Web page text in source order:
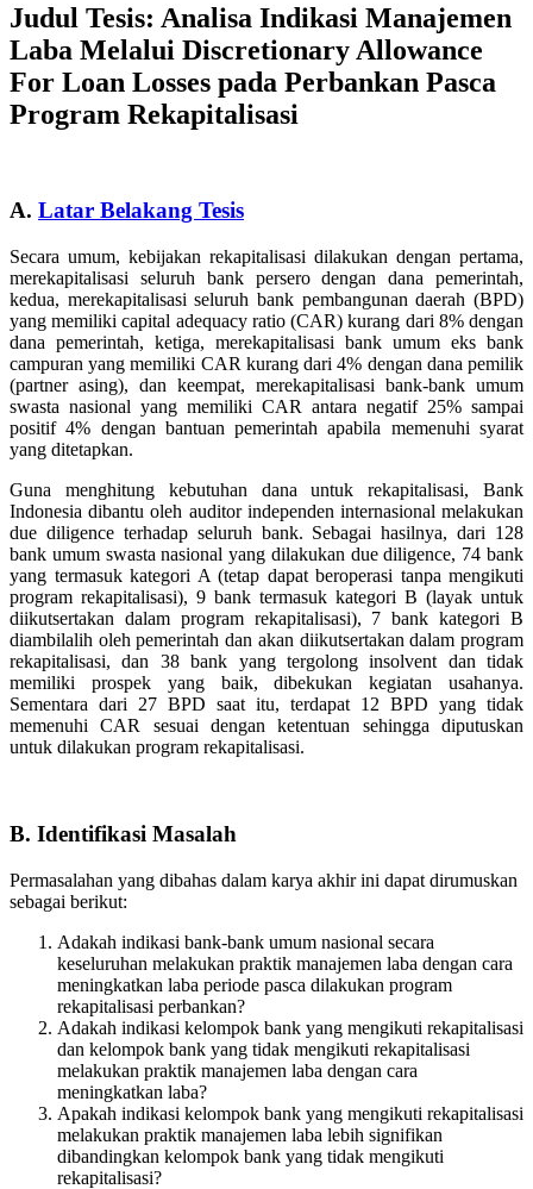
Judul Tesis: Analisa Indikasi Manajemen
Laba Melalui Discretionary Allowance
For Loan Losses pada Perbankan Pasca
Program Rekapitalisasi
A. Latar Belakang Tesis
Secara umum, kebijakan rekapitalisasi dilakukan dengan pertama,
merekapitalisasi seluruh bank persero dengan dana pemerintah,
kedua, merekapitalisasi seluruh bank pembangunan daerah (BPD)
yang memiliki capital adequacy ratio (CAR) kurang dari 8% dengan
dana pemerintah, ketiga, merekapitalisasi bank umum eks bank
campuran yang memiliki CAR kurang dari 4% dengan dana pemilik
(partner asing), dan keempat, merekapitalisasi bank-bank umum
swasta nasional yang memiliki CAR antara negatif 25% sampai
positif 4% dengan bantuan pemerintah apabila memenuhi syarat
yang ditetapkan.
Guna menghitung kebutuhan dana untuk rekapitalisasi, Bank
Indonesia dibantu oleh auditor independen internasional melakukan
due diligence terhadap seluruh bank. Sebagai hasilnya, dari 128
bank umum swasta nasional yang dilakukan due diligence, 74 bank
yang termasuk kategori A (tetap dapat beroperasi tanpa mengikuti
program rekapitalisasi), 9 bank termasuk kategori B (layak untuk
diikutsertakan dalam program rekapitalisasi), 7 bank kategori B
diambilalih oleh pemerintah dan akan diikutsertakan dalam program
rekapitalisasi, dan 38 bank yang tergolong insolvent dan tidak
memiliki prospek yang baik, dibekukan kegiatan usahanya.
Sementara dari 27 BPD saat itu, terdapat 12 BPD yang tidak
memenuhi CAR sesuai dengan ketentuan sehingga diputuskan
untuk dilakukan program rekapitalisasi.
B. Identifikasi Masalah
Permasalahan yang dibahas dalam karya akhir ini dapat dirumuskan
sebagai berikut:
Adakah indikasi bank-bank umum nasional secara
keseluruhan melakukan praktik manajemen laba dengan cara
meningkatkan laba periode pasca dilakukan program
rekapitalisasi perbankan?
Adakah indikasi kelompok bank yang mengikuti rekapitalisasi
dan kelompok bank yang tidak mengikuti rekapitalisasi
melakukan praktik manajemen laba dengan cara
meningkatkan laba?
Apakah indikasi kelompok bank yang mengikuti rekapitalisasi
melakukan praktik manajemen laba lebih signifikan
dibandingkan kelompok bank yang tidak mengikuti
rekapitalisasi?